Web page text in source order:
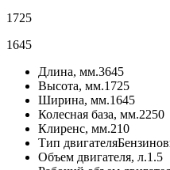
1725
1645
Длина, мм.3645
Высота, мм.1725
Ширина, мм.1645
Колесная база, мм.2250
Клиренс, мм.210
Тип двигателя
Объем двигателя, л.1.5